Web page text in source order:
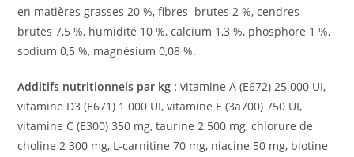
en matières grasses 20 %, fibres brutes 2 %, cendres
brutes 7,5 %, humidité 10 %, calcium 1,3 %, phosphore 1 %,
sodium 0,5 %, magnésium 0,08 %.
Additifs nutritionnels par kg : vitamine A (E672) 25 000 UI,
vitamine D3 (E671) 1 000 UI, vitamine E (3a700) 750 UI,
vitamine C (E300) 350 mg, taurine 2 500 mg, chlorure de
choline 2 300 mg, L-carnitine 70 mg, niacine 50 mg, biotine